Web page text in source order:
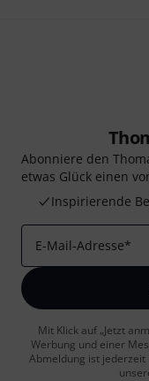
Abonniere den
etwas Glück einen
Inspirierende
E-Mail-Adresse*
Mit Klick auf „Jetzt
Werbung und einer
Abmeldung ist